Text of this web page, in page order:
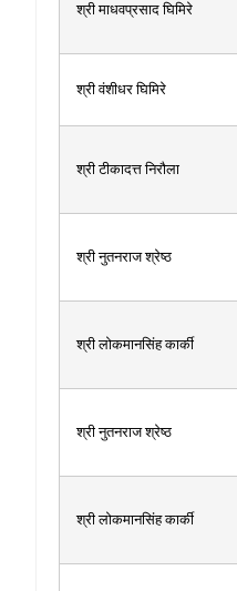
श्री माधवप्रसाद घिमिरे
श्री वंशीधर घिमिरे
श्री टीकादत्त निरौला
श्री नुतनराज श्रेष्ठ
श्री लोकमानसिंह कार्की
श्री नुतनराज श्रेष्ठ
श्री लोकमानसिंह कार्की